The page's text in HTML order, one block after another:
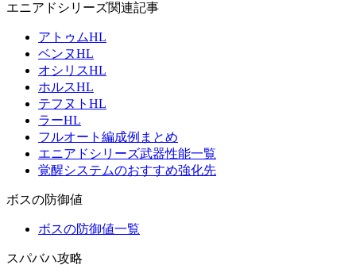
エニアドシリーズ関連記事
アトゥムHL
ベンヌHL
オシリスHL
ホルスHL
テフヌトHL
ラーHL
フルオート編成例まとめ
エニアドシリーズ武器性能一覧
覚醒システムのおすすめ強化先
ボスの防御値
ボスの防御値一覧
スパバハ攻略